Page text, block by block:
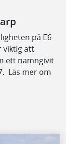
på E6
viktig att
ett namngivit
Läs mer om